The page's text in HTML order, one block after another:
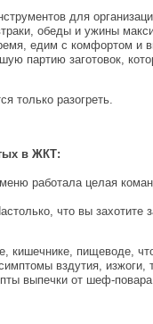
для
обеды и ужины
едим с комфортом и
партию заготовок,
только разогреть.
в ЖКТ:
работала целая
что вы
пищеводе,
вздутия,
выпечки от шеф-